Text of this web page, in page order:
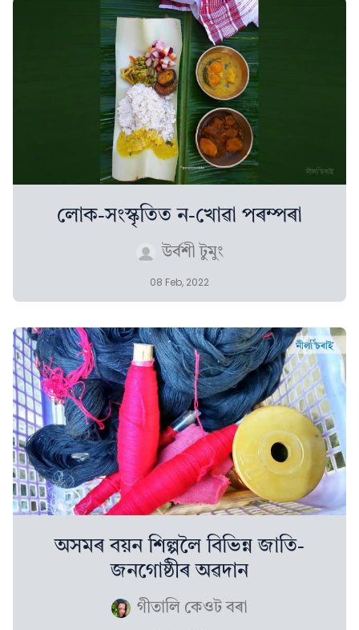
লোক-সংস্কৃতিত ন-খোৱা পৰম্পৰা
উৰ্বশী টুমুং
08 Feb, 2022
অসমৰ বয়ন শিল্পলৈ বিভিন্ন জাতি-
জনগোষ্ঠীৰ অৱদান
গীতালি কেওট বৰা